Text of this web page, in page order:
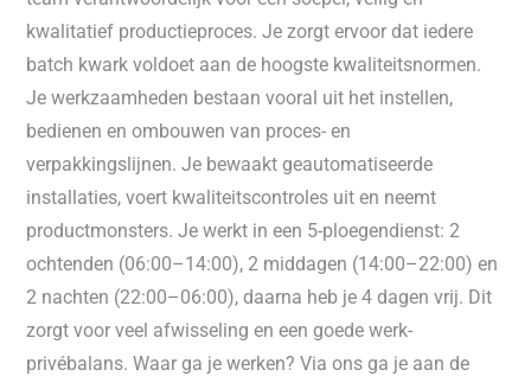
kwalitatief productieproces. Je zorgt ervoor dat iedere
batch kwark voldoet aan de hoogste kwaliteitsnormen.
Je werkzaamheden bestaan vooral uit het instellen,
bedienen en ombouwen van proces- en
verpakkingslijnen. Je bewaakt geautomatiseerde
installaties, voert kwaliteitscontroles uit en neemt
productmonsters. Je werkt in een 5-ploegendienst: 2
ochtenden (06:00–14:00), 2 middagen (14:00–22:00) en
2 nachten (22:00–06:00), daarna heb je 4 dagen vrij. Dit
zorgt voor veel afwisseling en een goede werk-
privébalans. Waar ga je werken? Via ons ga je aan de